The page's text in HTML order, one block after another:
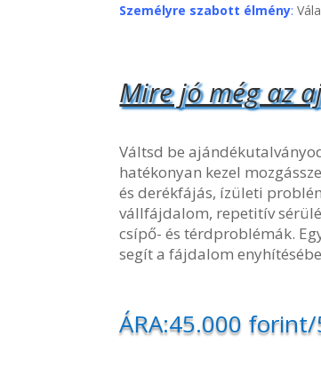
Személyre szabott élmény:
Mire jó még az
Váltsd be
hatékonyan kezel
és derékfájás, ízületi
vállfájdalom, repetitív
csípő- és térdproblémák.
segít a fájdalom
ÁRA:45.000